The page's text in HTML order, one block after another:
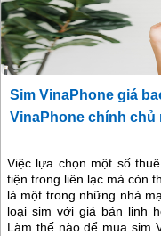
Sim VinaPhone giá
VinaPhone chính chủ
Việc lựa chọn một số
tiện trong liên lạc mà còn
là một trong những nhà
loại sim với giá bán linh
Làm thế nào để mua sim